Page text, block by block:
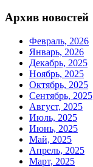
Архив новостей
Февраль, 2026
Январь, 2026
Декабрь, 2025
Ноябрь, 2025
Октябрь, 2025
Сентябрь, 2025
Август, 2025
Июль, 2025
Июнь, 2025
Май, 2025
Апрель, 2025
Март, 2025